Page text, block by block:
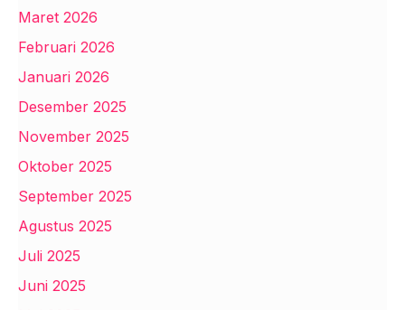
Maret 2026
Februari 2026
Januari 2026
Desember 2025
November 2025
Oktober 2025
September 2025
Agustus 2025
Juli 2025
Juni 2025